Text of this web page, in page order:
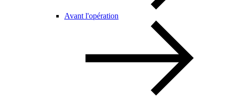
Avant l'opération